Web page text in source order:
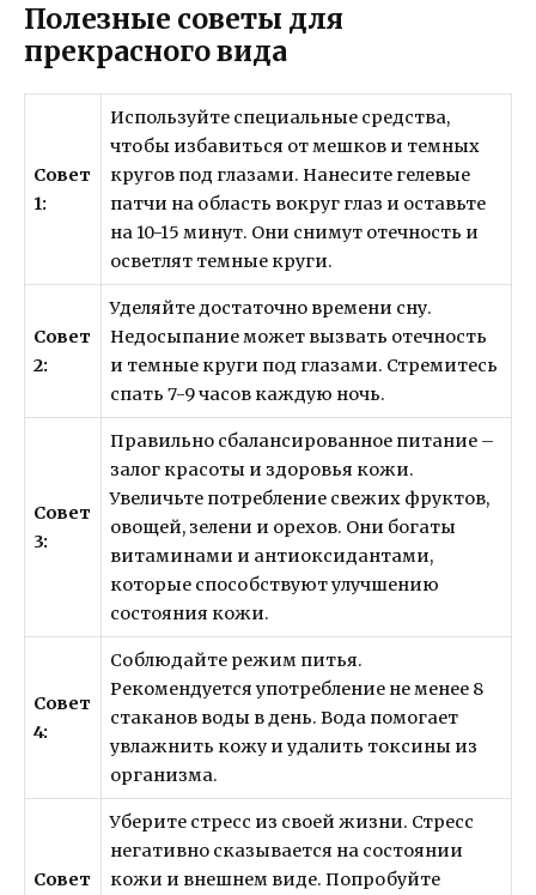
Полезные советы для
прекрасного вида
Совет
1:
Используйте специальные средства,
чтобы избавиться от мешков и темных
кругов под глазами. Нанесите гелевые
патчи на область вокруг глаз и оставьте
на 10-15 минут. Они снимут отечность и
осветлят темные круги.
Совет
2:
Уделяйте достаточно времени сну.
Недосыпание может вызвать отечность
и темные круги под глазами. Стремитесь
спать 7-9 часов каждую ночь.
Совет
3:
Правильно сбалансированное питание –
залог красоты и здоровья кожи.
Увеличьте потребление свежих фруктов,
овощей, зелени и орехов. Они богаты
витаминами и антиоксидантами,
которые способствуют улучшению
состояния кожи.
Совет
4:
Соблюдайте режим питья.
Рекомендуется употребление не менее 8
стаканов воды в день. Вода помогает
увлажнить кожу и удалить токсины из
организма.
Совет
Уберите стресс из своей жизни. Стресс
негативно сказывается на состоянии
кожи и внешнем виде. Попробуйте